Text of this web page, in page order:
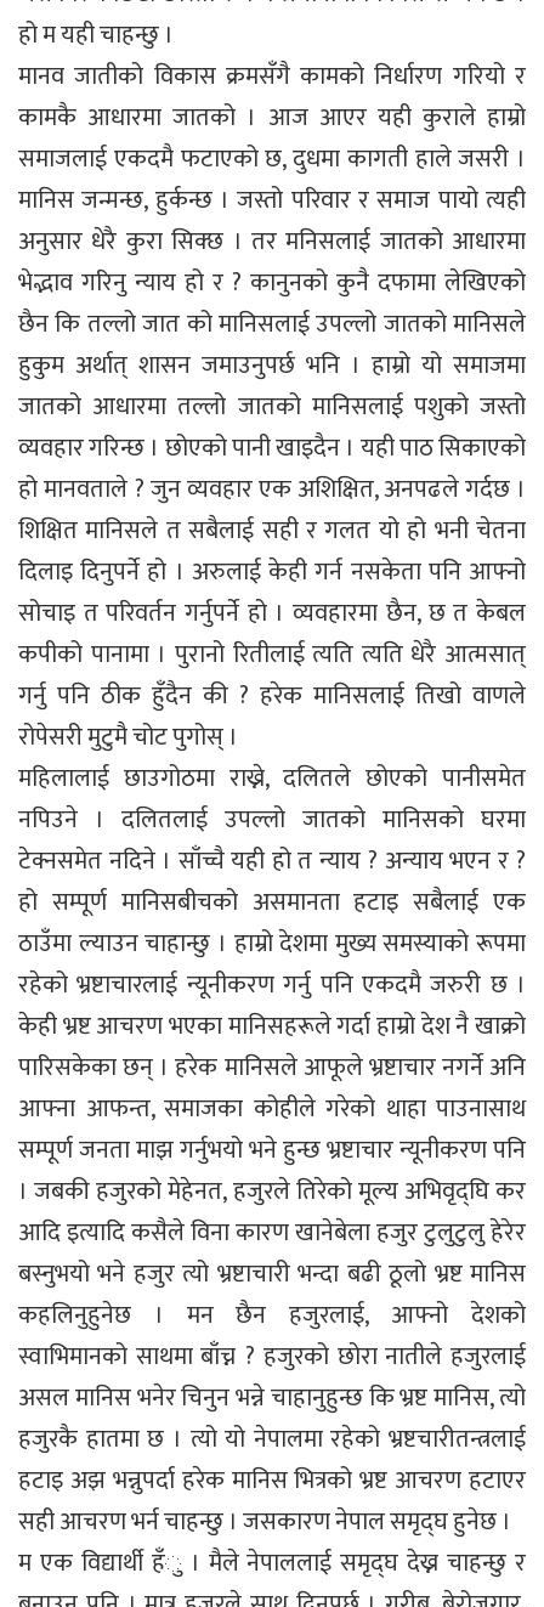
हो म यही चाहन्छु ।
मानव जातीको विकास क्रमसँगै कामको निर्धारण गरियो र
कामकै आधारमा जातको । आज आएर यही कुराले हाम्रो
समाजलाई एकदमै फटाएको छ, दुधमा कागती हाले जसरी ।
मानिस जन्मन्छ, हुर्कन्छ । जस्तो परिवार र समाज पायो त्यही
अनुसार धेरै कुरा सिक्छ । तर मनिसलाई जातको आधारमा
भेद्भाव गरिनु न्याय हो र ? कानुनको कुनै दफामा लेखिएको
छैन कि तल्लो जात को मानिसलाई उपल्लो जातको मानिसले
हुकुम अर्थात् शासन जमाउनुपर्छ भनि । हाम्रो यो समाजमा
जातको आधारमा तल्लो जातको मानिसलाई पशुको जस्तो
व्यवहार गरिन्छ । छोएको पानी खाइदैन । यही पाठ सिकाएको
हो मानवताले ? जुन व्यवहार एक अशिक्षित, अनपढले गर्दछ ।
शिक्षित मानिसले त सबैलाई सही र गलत यो हो भनी चेतना
दिलाइ दिनुपर्ने हो । अरुलाई केही गर्न नसकेता पनि आफ्नो
सोचाइ त परिवर्तन गर्नुपर्ने हो । व्यवहारमा छैन, छ त केबल
कपीको पानामा । पुरानो रितीलाई त्यति त्यति धेरै आत्मसात्
गर्नु पनि ठीक हुँदैन की ? हरेक मानिसलाई तिखो वाणले
रोपेसरी मुटुमै चोट पुगोस् ।
महिलालाई छाउगोठमा राख्ने, दलितले छोएको पानीसमेत
नपिउने । दलितलाई उपल्लो जातको मानिसको घरमा
टेक्नसमेत नदिने । साँच्चै यही हो त न्याय ? अन्याय भएन र ?
हो सम्पूर्ण मानिसबीचको असमानता हटाइ सबैलाई एक
ठाउँमा ल्याउन चाहान्छु । हाम्रो देशमा मुख्य समस्याको रूपमा
रहेको भ्रष्टाचारलाई न्यूनीकरण गर्नु पनि एकदमै जरुरी छ ।
केही भ्रष्ट आचरण भएका मानिसहरूले गर्दा हाम्रो देश नै खाक्रो
पारिसकेका छन् । हरेक मानिसले आफूले भ्रष्टाचार नगर्ने अनि
आफ्ना आफन्त, समाजका कोहीले गरेको थाहा पाउनासाथ
सम्पूर्ण जनता माझ गर्नुभयो भने हुन्छ भ्रष्टाचार न्यूनीकरण पनि
। जबकी हजुरको मेहेनत, हजुरले तिरेको मूल्य अभिवृद्घि कर
आदि इत्यादि कसैले विना कारण खानेबेला हजुर टुलुटुलु हेरेर
बस्नुभयो भने हजुर त्यो भ्रष्टाचारी भन्दा बढी ठूलो भ्रष्ट मानिस
कहलिनुहुनेछ । मन छैन हजुरलाई, आफ्नो देशको
स्वाभिमानको साथमा बाँच्न ? हजुरको छोरा नातीले हजुरलाई
असल मानिस भनेर चिनुन भन्ने चाहानुहुन्छ कि भ्रष्ट मानिस, त्यो
हजुरकै हातमा छ । त्यो यो नेपालमा रहेको भ्रष्टचारीतन्त्रलाई
हटाइ अझ भन्नुपर्दा हरेक मानिस भित्रको भ्रष्ट आचरण हटाएर
सही आचरण भर्न चाहन्छु । जसकारण नेपाल समृद्घ हुनेछ ।
म एक विद्यार्थी हँु । मैले नेपाललाई समृद्घ देख्न चाहन्छु र